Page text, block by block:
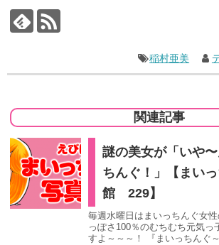
稲村亜美
関連記事
謎の美女が「いや
ちんぐ！」【まい
館 229】
毎週水曜日はまいっちんぐ女
っぽさ100％のむちむち元気っ
すよ～～～！ 『まいっちんぐ